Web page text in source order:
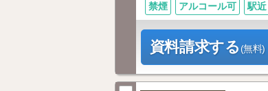
禁煙 アルコール可 駅近
資料請求する(無料)